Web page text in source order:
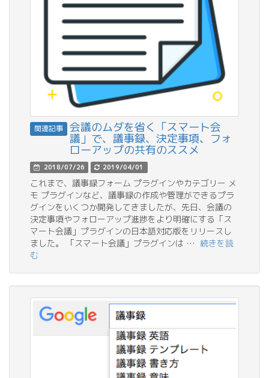
関連記事 会議のムダを省く「スマート会
議」で、議事録、決定事項、フォ
ローアップの共有のススメ
2018/07/26 2019/04/01
これまで、議事録フォーム プラグインやカテゴリー メ
モ プラグインなど、議事録の作成や管理ができるプラ
グインをいくつか開発してきましたが、先日、会議の
決定事項やフォローアップ進捗をより明確にする「ス
マート会議」プラグインの日本語対応版をリリースし
ました。 「スマート会議」プラグインは … 続きを読
む